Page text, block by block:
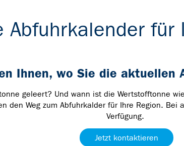
Abfuhrkalender für
Ihnen, wo Sie die aktuellen
geleert? Und wann ist die Wertstofftonne
den Weg zum Abfuhrkalder für Ihre Region.
Verfügung.
Jetzt kontaktieren